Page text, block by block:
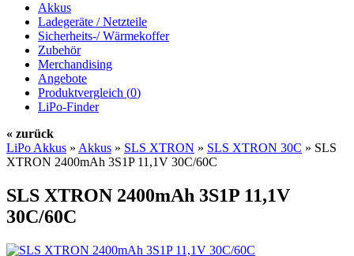
Akkus
Ladegeräte / Netzteile
Sicherheits-/ Wärmekoffer
Zubehör
Merchandising
Angebote
Produktvergleich (0)
LiPo-Finder
« zurück
LiPo Akkus » Akkus » SLS XTRON » SLS XTRON 30C » SLS
XTRON 2400mAh 3S1P 11,1V 30C/60C
SLS XTRON 2400mAh 3S1P 11,1V
30C/60C